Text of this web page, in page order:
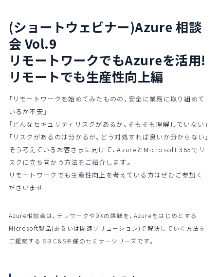
(ショートウェビナー)Azure 相談
会 Vol.9
リモートワークでもAzureを活用!
リモートでも生産性向上編
「リモートワークを始めてみたものの、安全に業務に取り組めて
いるか不安」
「どんなセキュリティリスクがあるか、そもそも理解していない」
「リスクがあるのは分かるが、どう対処すれば良いか分からない」
そう考えているお客さまに向けて、AzureとMicrosoft 365でリ
スクに立ち向かう方法をご紹介します。
リモートワークでも生産性向上を考えている方はぜひご参加く
ださいませ
Azure相談会は、テレワークやDXの課題を、Azureをはじめとする
Microsoft製品(あるいは関連ソリューション)で解決していく方法を
ご提案する SB C&S主催のセミナーシリーズです。